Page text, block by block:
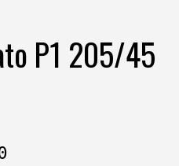
P1 205/45
El